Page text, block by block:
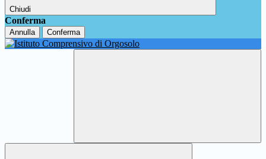
Chiudi
Conferma
Annulla Conferma